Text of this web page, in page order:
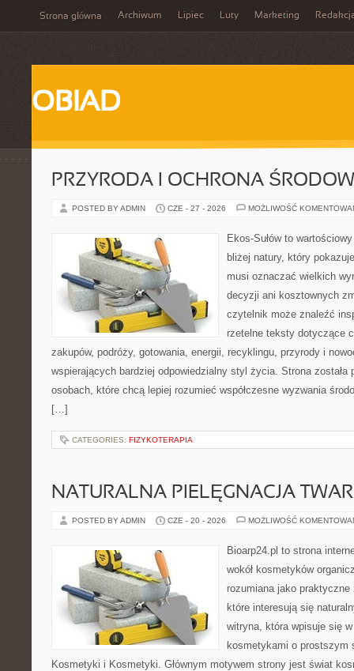
Strona główna Archiwum Lipiec Luty Marketing
OBIAD
PRZYRODA I OCHRONA
POSTED BY ADMIN CZE - 27 - 2026 MOŻLIWOŚĆ
Ekos-Sułów to
bliżej natury, który
musi oznaczać wielkich
decyzji ani kosztownych
czytelnik może znaleźć
rzetelne teksty dotyczące
zakupów, podróży, gotowania, energii, recyklingu, przyrody i
wspierających bardziej odpowiedzialny styl życia. Strona została
osobach, które chcą lepiej rozumieć współczesne wyzwania
[…]
CATEGORIES: FIZYKOTERAPIA
NATURALNA PIELĘGNACJA
POSTED BY ADMIN CZE - 20 - 2026 MOŻLIWOŚĆ
Bioarp24.pl to strona
wokół kosmetyków
rozumiana jako praktyczne
które interesują się
witryna, która wpisuje się
kosmetykami o prostszym
Kosmetyki i Kosmetyki. Głównym motywem strony jest świat